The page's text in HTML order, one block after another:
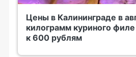
Цены в Калининграде в
килограмм куриного
к 600 рублям